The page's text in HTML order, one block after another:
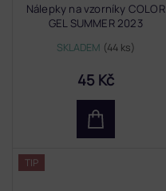
Nálepky na vzorníky COLOR
GEL SUMMER 2023
SKLADEM (44 ks)
45 Kč
TIP